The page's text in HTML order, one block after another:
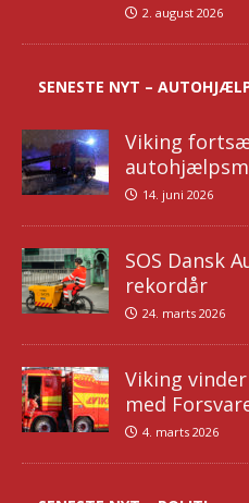
2. august 2026
SENESTE NYT –
Viking
14. juni 2026
SOS Dansk
rekordår
24. marts 2026
Viking
med
4. marts 2026